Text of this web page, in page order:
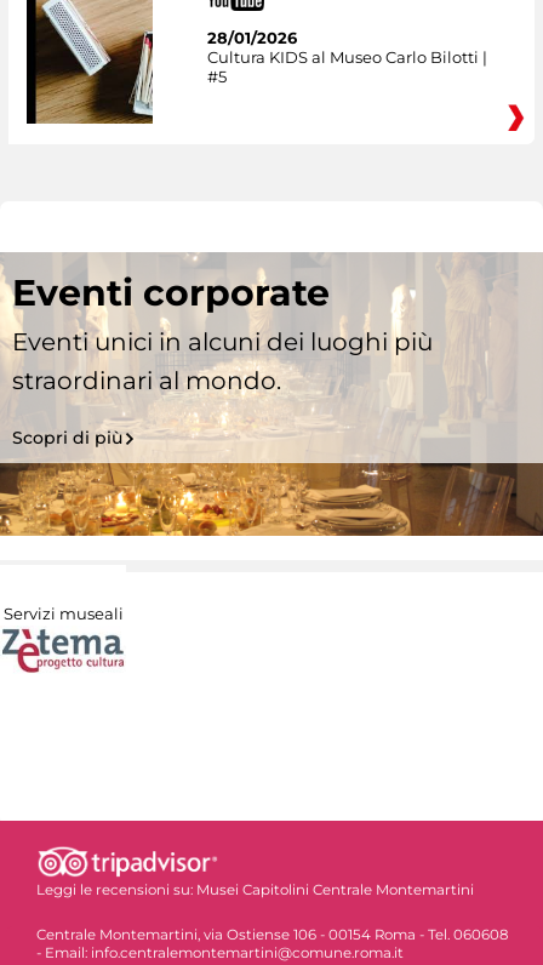
28/01/2026
Cultura KIDS al Museo Carlo Bilotti |
#5
Eventi corporate
Eventi unici in alcuni dei luoghi più
straordinari al mondo.
Scopri di più
Servizi museali
Leggi le recensioni su: Musei Capitolini Centrale Montemartini
Centrale Montemartini, via Ostiense 106 - 00154 Roma - Tel. 060608
- Email: info.centralemontemartini@comune.roma.it